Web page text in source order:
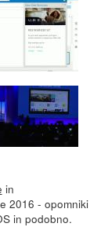
in
2016 - opomniki
in podobno.